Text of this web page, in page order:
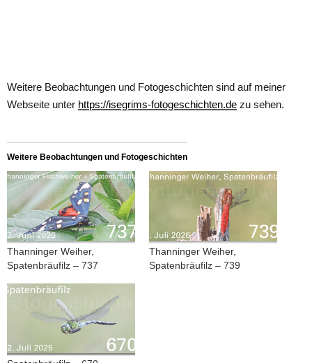
Weitere Beobachtungen und Fotogeschichten sind auf meiner
Webseite unter https://isegrims-fotogeschichten.de zu sehen.
Weitere Beobachtungen und Fotogeschichten
Thanninger Weiher,
Spatenbräufilz – 737
Thanninger Weiher,
Spatenbräufilz – 739